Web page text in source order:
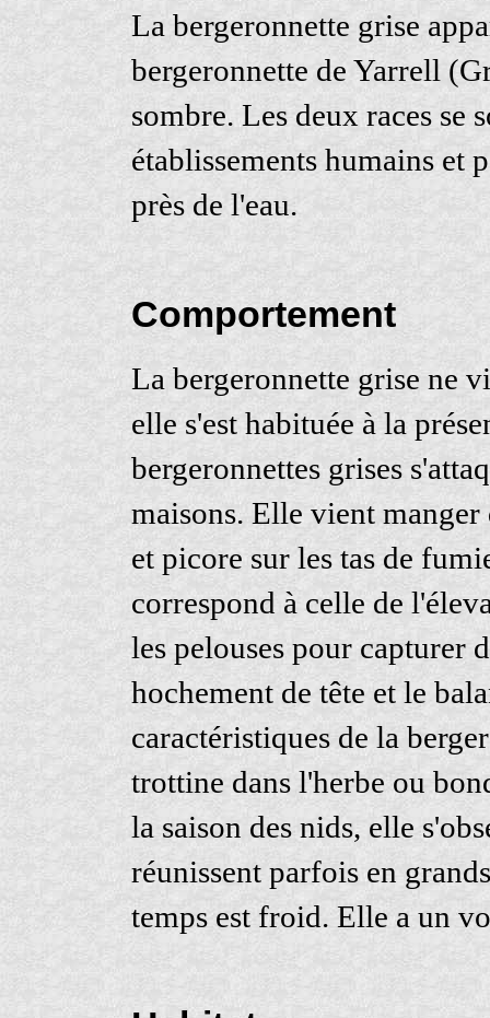
La bergeronnette grise
bergeronnette de Yarrell
sombre. Les deux races se
établissements humains et
près de l'eau.
Comportement
La bergeronnette grise ne
elle s'est habituée à la
bergeronnettes grises
maisons. Elle vient manger
et picore sur les tas de
correspond à celle de
les pelouses pour capturer
hochement de tête et le
caractéristiques de la
trottine dans l'herbe ou
la saison des nids, elle
réunissent parfois en
temps est froid. Elle a un